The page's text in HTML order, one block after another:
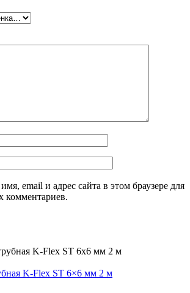
email и адрес сайта в этом браузере для
комментариев.
K-Flex ST 6×6 мм 2 м